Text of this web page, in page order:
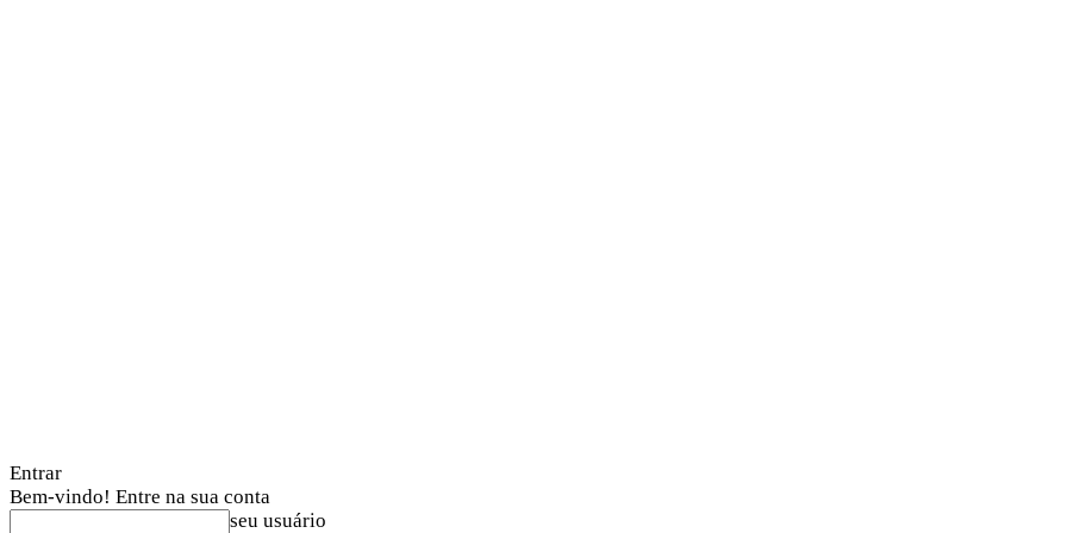
Entrar
Bem-vindo! Entre na sua conta
seu usuário